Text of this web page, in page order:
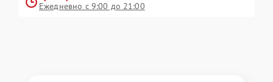
Ежедневно с 9:00 до 21:00